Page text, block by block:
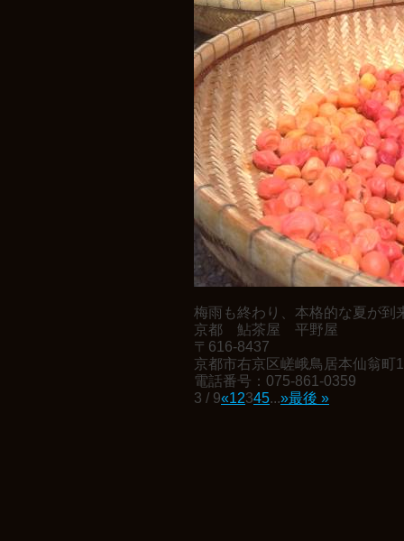
梅雨も終わり、本格的な夏が到
京都 鮎茶屋 平野屋
〒616-8437
京都市右京区嵯峨鳥居本仙翁町
電話番号：075-861-0359
3 / 9«12345...»最後 »